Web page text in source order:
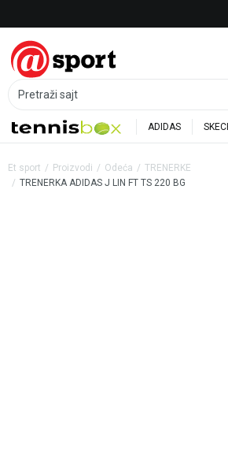
Pretraži sajt
ADIDAS
Et sport Proizvodi Odeća
TRENERKE
TRENERKA ADIDAS J LIN FT TS 220 BG